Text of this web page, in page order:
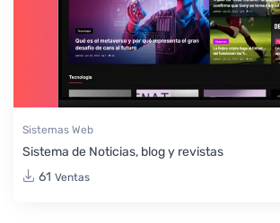
Sistemas Web
Sistema de Noticias, blog y revistas
61 Ventas